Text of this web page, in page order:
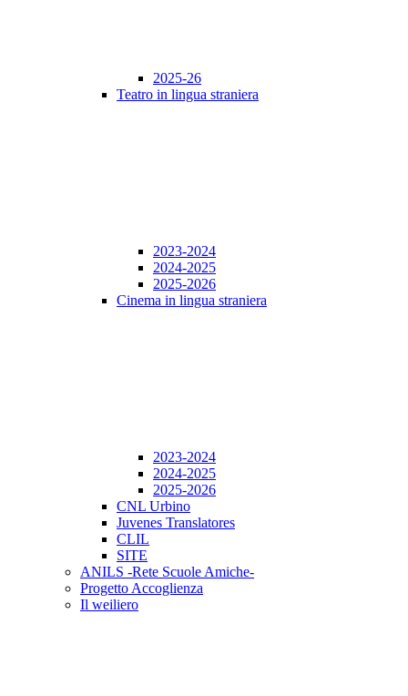
2025-26
Teatro in lingua straniera
2023-2024
2024-2025
2025-2026
Cinema in lingua straniera
2023-2024
2024-2025
2025-2026
CNL Urbino
Juvenes Translatores
CLIL
SITE
ANILS -Rete Scuole Amiche-
Progetto Accoglienza
Il weiliero